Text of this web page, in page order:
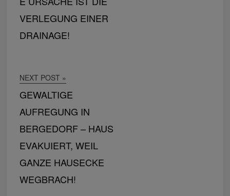
VERLEGUNG EINER
DRAINAGE!
NEXT POST »
GEWALTIGE
AUFREGUNG IN
BERGEDORF – HAUS
EVAKUIERT, WEIL
GANZE HAUSECKE
WEGBRACH!